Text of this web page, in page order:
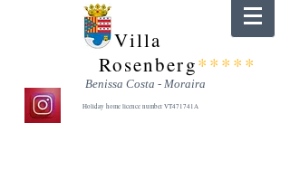
Villa
Rosenberg*****
Benissa Costa - Moraira
Holiday home licence number VT471741A